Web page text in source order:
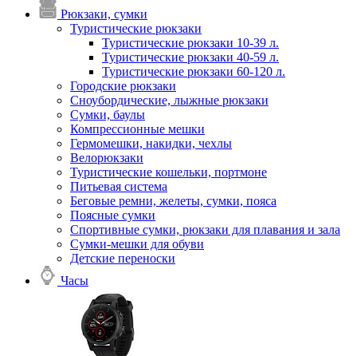
Рюкзаки, сумки
Туристические рюкзаки
Туристические рюкзаки 10-39 л.
Туристические рюкзаки 40-59 л.
Туристические рюкзаки 60-120 л.
Городские рюкзаки
Сноубордические, лыжные рюкзаки
Сумки, баулы
Компрессионные мешки
Гермомешки, накидки, чехлы
Велорюкзаки
Туристические кошельки, портмоне
Питьевая система
Беговые ремни, желеты, сумки, пояса
Поясные сумки
Спортивные сумки, рюкзаки для плавания и зала
Сумки-мешки для обуви
Детские переноски
Часы